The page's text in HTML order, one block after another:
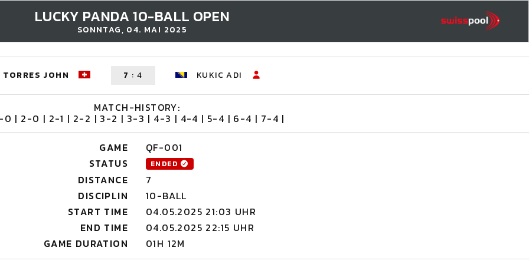
LUCKY PANDA 10-BALL OPEN
SONNTAG, 04. MAI 2025
TORRES JOHN 7 : 4 KUKIC ADI
MATCH-HISTORY:
0 | 2-0 | 2-1 | 2-2 | 3-2 | 3-3 | 4-3 | 4-4 | 5-4 | 6-4 | 7-4 |
GAME
QF-001
STATUS
ENDED
DISTANCE
7
DISCIPLIN
10-BALL
START TIME
04.05.2025 21:03 UHR
END TIME
04.05.2025 22:15 UHR
GAME DURATION
01H 12M